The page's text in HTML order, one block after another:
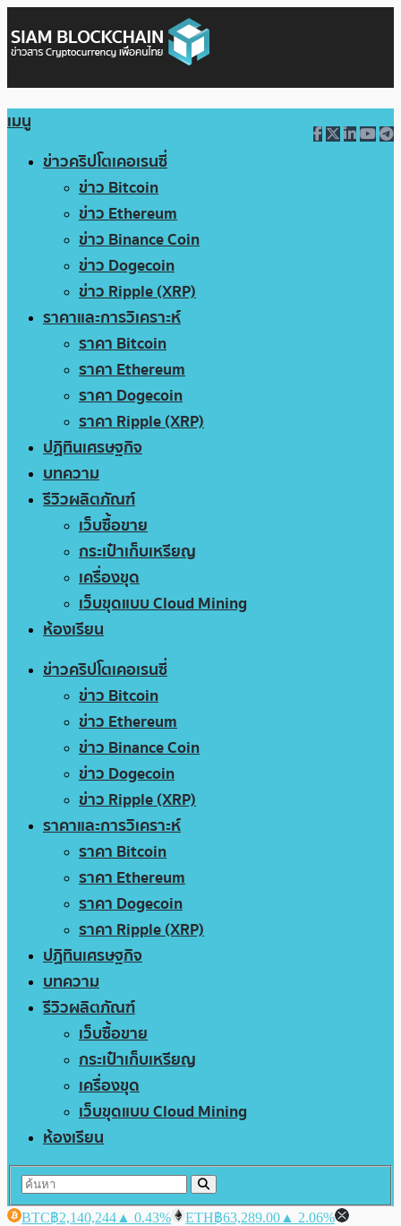
เมนู
ข่าวคริปโตเคอเรนซี่
ข่าว Bitcoin
ข่าว Ethereum
ข่าว Binance Coin
ข่าว Dogecoin
ข่าว Ripple (XRP)
ราคาและการวิเคราะห์
ราคา Bitcoin
ราคา Ethereum
ราคา Dogecoin
ราคา Ripple (XRP)
ปฏิทินเศรษฐกิจ
บทความ
รีวิวผลิตภัณฑ์
เว็บซื้อขาย
กระเป๋าเก็บเหรียญ
เครื่องขุด
เว็บขุดแบบ Cloud Mining
ห้องเรียน
ข่าวคริปโตเคอเรนซี่
ข่าว Bitcoin
ข่าว Ethereum
ข่าว Binance Coin
ข่าว Dogecoin
ข่าว Ripple (XRP)
ราคาและการวิเคราะห์
ราคา Bitcoin
ราคา Ethereum
ราคา Dogecoin
ราคา Ripple (XRP)
ปฏิทินเศรษฐกิจ
บทความ
รีวิวผลิตภัณฑ์
เว็บซื้อขาย
กระเป๋าเก็บเหรียญ
เครื่องขุด
เว็บขุดแบบ Cloud Mining
ห้องเรียน
BTC฿2,140,244 ▲ 0.43% ETH฿63,289.00 ▲ 2.06%